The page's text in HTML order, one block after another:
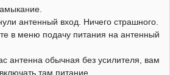
антенный вход. Ничего страшного.
в меню подачу питания на антенный
антенна обычная без усилителя, вам
там питание.